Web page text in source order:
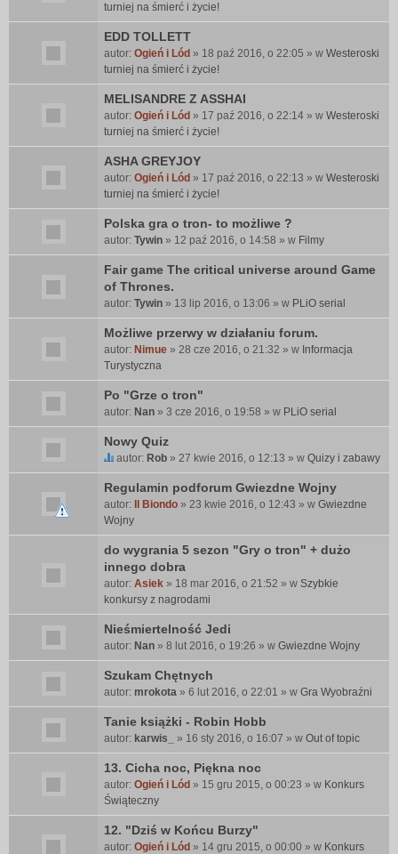
turniej na śmierć i życie!
EDD TOLLETT
autor: Ogień i Lód » 18 paź 2016, o 22:05 » w Westeroski
turniej na śmierć i życie!
MELISANDRE Z ASSHAI
autor: Ogień i Lód » 17 paź 2016, o 22:14 » w Westeroski
turniej na śmierć i życie!
ASHA GREYJOY
autor: Ogień i Lód » 17 paź 2016, o 22:13 » w Westeroski
turniej na śmierć i życie!
Polska gra o tron- to możliwe ?
autor: Tywin » 12 paź 2016, o 14:58 » w Filmy
Fair game The critical universe around Game
of Thrones.
autor: Tywin » 13 lip 2016, o 13:06 » w PLiO serial
Możliwe przerwy w działaniu forum.
autor: Nimue » 28 cze 2016, o 21:32 » w Informacja
Turystyczna
Po "Grze o tron"
autor: Nan » 3 cze 2016, o 19:58 » w PLiO serial
Nowy Quiz
T
e
n
t
e
m
a
t
z
a
w
i
e
r
a
a
n
k
e
t
ę
autor: Rob » 27 kwie 2016, o 12:13 » w Quizy i zabawy
Regulamin podforum Gwiezdne Wojny
autor: Il Biondo » 23 kwie 2016, o 12:43 » w Gwiezdne
Wojny
do wygrania 5 sezon "Gry o tron" + dużo
innego dobra
autor: Asiek » 18 mar 2016, o 21:52 » w Szybkie
konkursy z nagrodami
Nieśmiertelność Jedi
autor: Nan » 8 lut 2016, o 19:26 » w Gwiezdne Wojny
Szukam Chętnych
autor: mrokota » 6 lut 2016, o 22:01 » w Gra Wyobraźni
Tanie książki - Robin Hobb
autor: karwis_ » 16 sty 2016, o 16:07 » w Out of topic
13. Cicha noc, Piękna noc
autor: Ogień i Lód » 15 gru 2015, o 00:23 » w Konkurs
Świąteczny
12. "Dziś w Końcu Burzy"
autor: Ogień i Lód » 14 gru 2015, o 00:00 » w Konkurs